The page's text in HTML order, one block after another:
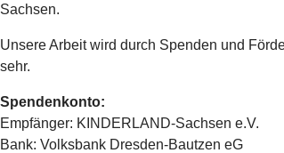
Sachsen.
Unsere Arbeit wird durch Spenden und
sehr.
Spendenkonto:
Empfänger: KINDERLAND-Sachsen e.V.
Bank: Volksbank Dresden-Bautzen eG